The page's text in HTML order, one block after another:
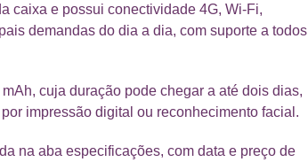
caixa e possui conectividade 4G, Wi-Fi,
demandas do dia a dia, com suporte a todos
cuja duração pode chegar a até dois dias,
impressão digital ou reconhecimento facial.
na aba especificações, com data e preço de